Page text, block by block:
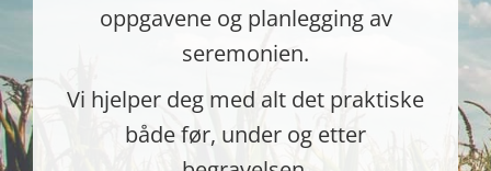
oppgavene og planlegging av
seremonien.
Vi hjelper deg med alt det praktiske
både før, under og etter